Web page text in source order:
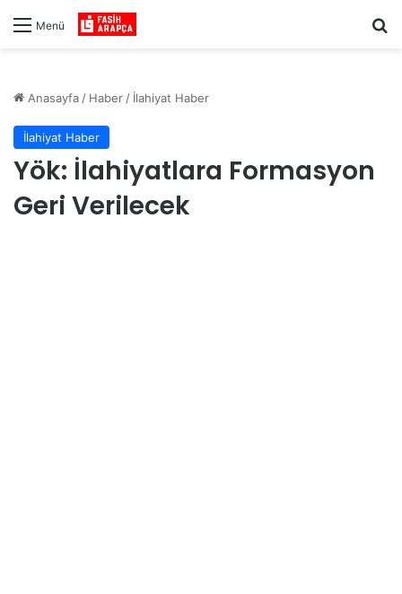
Menü
Anasayfa / Haber / İlahiyat Haber
İlahiyat Haber
Yök: İlahiyatlara Formasyon
Geri Verilecek